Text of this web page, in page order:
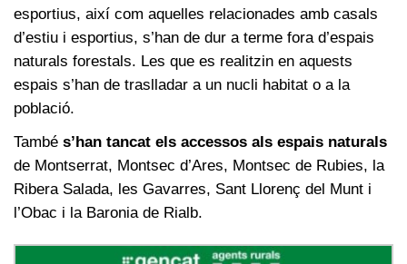
esportius, així com aquelles relacionades amb casals
d’estiu i esportius, s’han de dur a terme fora d’espais
naturals forestals. Les que es realitzin en aquests
espais s’han de traslladar a un nucli habitat o a la
població.
També s’han tancat els accessos als espais naturals
de Montserrat, Montsec d’Ares, Montsec de Rubies, la
Ribera Salada, les Gavarres, Sant Llorenç del Munt i
l’Obac i la Baronia de Rialb.